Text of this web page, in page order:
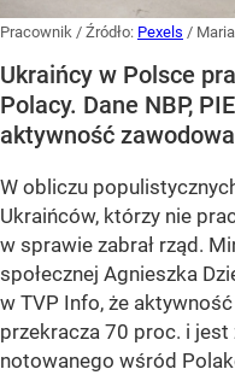
Pracownik / Źródło: Pexels /
Ukraińcy w Polsce
Polacy. Dane NBP,
aktywność
W obliczu
Ukraińców, którzy nie
w sprawie zabrał rząd.
społecznej Agnieszka
w TVP Info, że
przekracza 70 proc. i
notowanego wśród